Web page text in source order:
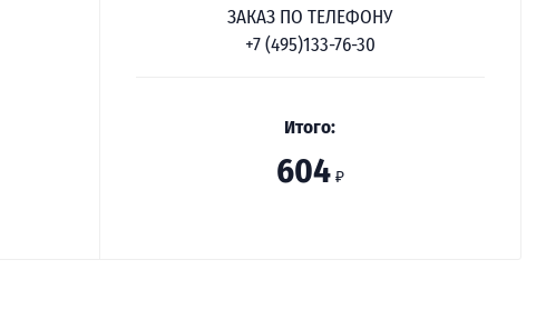
ЗАКАЗ ПО ТЕЛЕФОНУ
+7 (495)133-76-30
Итого:
604 ₽